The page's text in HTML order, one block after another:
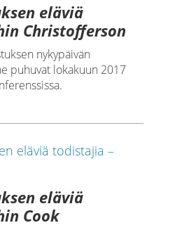
eläviä
Christofferson
nykypäivän
puhuvat lokakuun 2017
eläviä
Cook